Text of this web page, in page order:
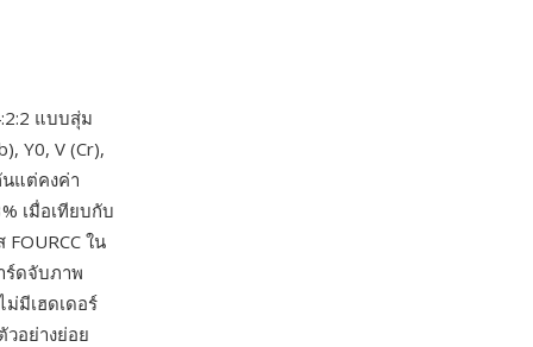
แบบสุ่ม
Y0, V (Cr),
แต่คงค่า
เมื่อเทียบกับ
ใน
ร์ดจับภาพ
มีเฮดเดอร์
อย่างย่อย